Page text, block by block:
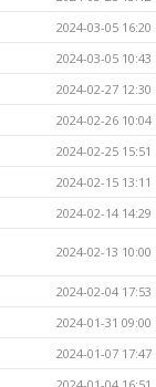
2024-03-05 16:20
2024-03-05 10:43
2024-02-27 12:30
2024-02-26 10:04
2024-02-25 15:51
2024-02-15 13:11
2024-02-14 14:29
2024-02-13 10:00
2024-02-04 17:53
2024-01-31 09:00
2024-01-07 17:47